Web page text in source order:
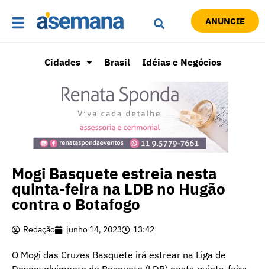
ANUNCIE
Cidades Brasil Idéias e Negócios
Mogi Basquete estreia nesta
quinta-feira na LDB no Hugão
contra o Botafogo
Redação junho 14, 2023 13:42
O Mogi das Cruzes Basquete irá estrear na Liga de